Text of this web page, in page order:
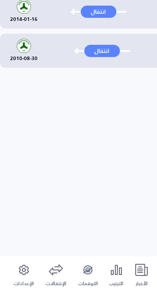
انتقال
2014-01-16
انتقال
2010-08-30
الأخبار الترتيب التوقعات الإنتقالات الإعدادات